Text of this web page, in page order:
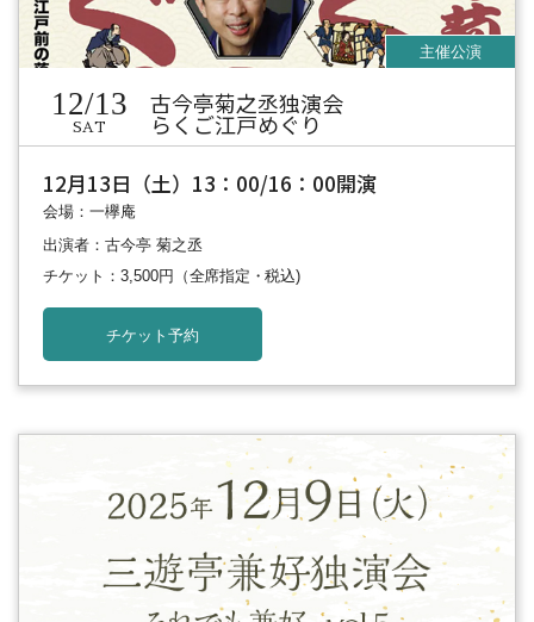
12/13
SAT
古今亭菊之丞独演会
らくご江戸めぐり
12月13日（土）13：00/16：00開演
会場：一欅庵
出演者：古今亭 菊之丞
チケット：3,500円
（全席指定・税込)
チケット予約